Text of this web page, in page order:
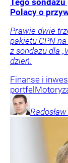
Polacy o
Prawie dwie
pakietu CPN
z sondażu dla
dzień.
Finanse i
portfel
Radosław